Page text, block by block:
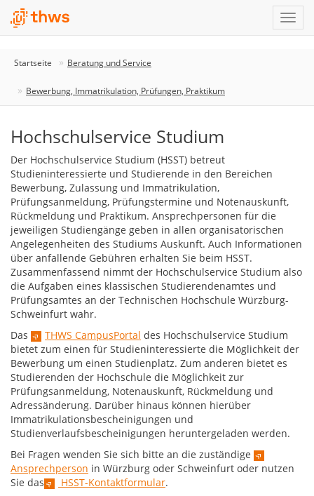
Startseite Beratung und Service
Bewerbung, Immatrikulation, Prüfungen, Praktikum
Hochschulservice Studium
Der Hochschulservice Studium (HSST) betreut
Studieninteressierte und Studierende in den Bereichen
Bewerbung, Zulassung und Immatrikulation,
Prüfungsanmeldung, Prüfungstermine und Notenauskunft,
Rückmeldung und Praktikum. Ansprechpersonen für die
jeweiligen Studiengänge geben in allen organisatorischen
Angelegenheiten des Studiums Auskunft. Auch Informationen
über anfallende Gebühren erhalten Sie beim HSST.
Zusammenfassend nimmt der Hochschulservice Studium also
die Aufgaben eines klassischen Studierendenamtes und
Prüfungsamtes an der Technischen Hochschule Würzburg-
Schweinfurt wahr.
Das
THWS CampusPortal des Hochschulservice Studium
bietet zum einen für Studieninteressierte die Möglichkeit der
Bewerbung um einen Studienplatz. Zum anderen bietet es
Studierenden der Hochschule die Möglichkeit zur
Prüfungsanmeldung, Notenauskunft, Rückmeldung und
Adressänderung. Darüber hinaus können hierüber
Immatrikulationsbescheinigungen und
Studienverlaufsbescheinigungen heruntergeladen werden.
Bei Fragen wenden Sie sich bitte an die zuständige
Ansprechperson in Würzburg oder Schweinfurt oder nutzen
Sie das
HSST-Kontaktformular.